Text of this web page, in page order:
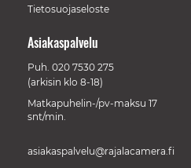
Tietosuojaseloste
Asiakaspalvelu
Puh. 020 7530 275
(arkisin klo 8-18)
Matkapuhelin-/pv-maksu 17
snt/min.
asiakaspalvelu@rajalacamera.fi